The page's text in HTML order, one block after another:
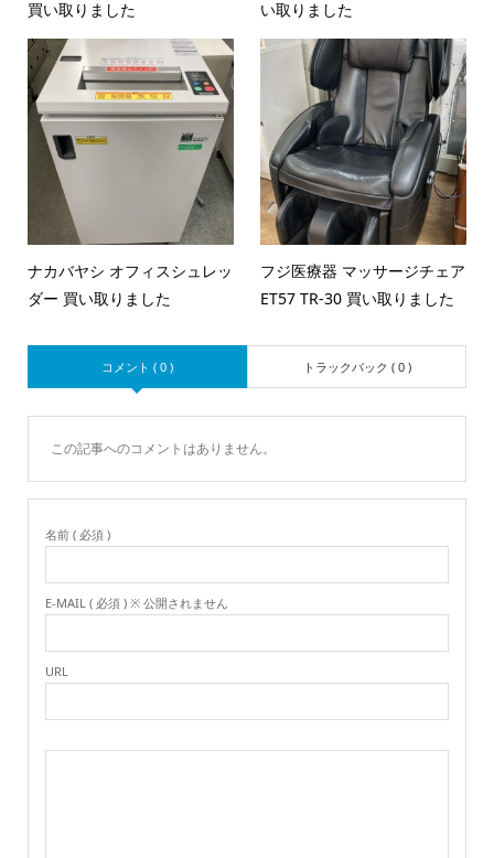
買い取りました い取りました
ナカバヤシ オフィスシュレッ
ダー 買い取りました
フジ医療器 マッサージチェア
ET57 TR-30 買い取りました
コメント ( 0 ) トラックバック ( 0 )
この記事へのコメントはありません。
名前 ( 必須 )
E-MAIL ( 必須 ) ※ 公開されません
URL